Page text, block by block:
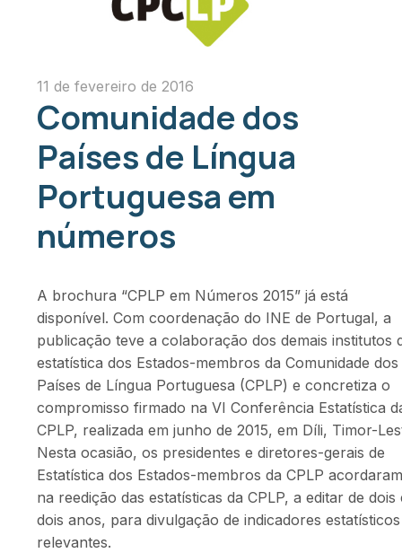
11 de fevereiro de 2016
Comunidade dos
Países de Língua
Portuguesa em
números
A brochura “CPLP em Números 2015” já está
disponível. Com coordenação do INE de Portugal, a
publicação teve a colaboração dos demais institutos
estatística dos Estados-membros da Comunidade dos
Países de Língua Portuguesa (CPLP) e concretiza o
compromisso firmado na VI Conferência Estatística
CPLP, realizada em junho de 2015, em Díli, Timor-
Nesta ocasião, os presidentes e diretores-gerais de
Estatística dos Estados-membros da CPLP acordaram
na reedição das estatísticas da CPLP, a editar de dois
dois anos, para divulgação de indicadores estatísticos
relevantes.